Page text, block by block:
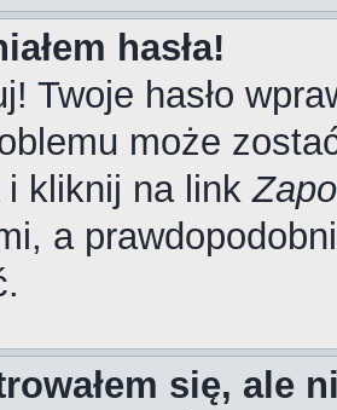
hasła!
Twoje hasło
może
i kliknij na link
a
się, ale